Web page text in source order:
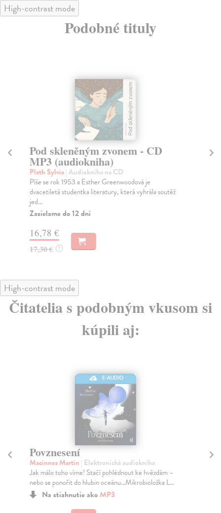
High-contrast mode
Podobné tituly
Pod skleněným zvonem - CD
MP3 (audiokniha)
Plath Sylvia| Audiokniha na CD
Píše se rok 1953 a Esther Greenwoodová je
dvacetiletá studentka literatury, která vyhrála soutěž
jed...
Zasielame do 12 dní
16,78 €
17,30 € ?
High-contrast mode
Čitatelia s podobným vkusom si
kúpili aj:
E-AUDIO
Povznesení
Macinnes Martin | Elektronická audiokniha
Jak málo toho víme! Stačí pohlédnout ke hvězdám –
nebo se ponořit do hlubin oceánu...Mikrobioložka L...
Na stiahnutie akoMP3